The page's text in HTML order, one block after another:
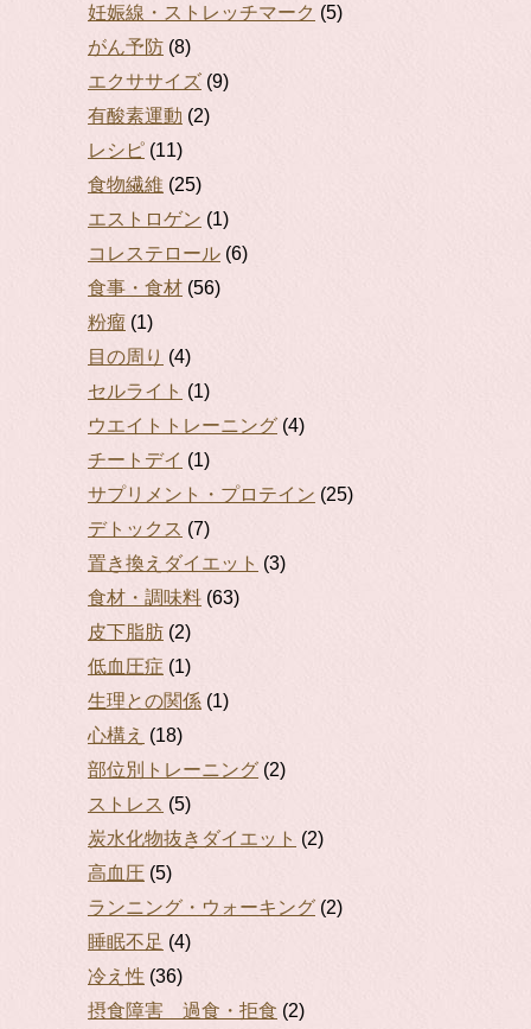
妊娠線・ストレッチマーク (5)
がん予防 (8)
エクササイズ (9)
有酸素運動 (2)
レシピ (11)
食物繊維 (25)
エストロゲン (1)
コレステロール (6)
食事・食材 (56)
粉瘤 (1)
目の周り (4)
セルライト (1)
ウエイトトレーニング (4)
チートデイ (1)
サプリメント・プロテイン (25)
デトックス (7)
置き換えダイエット (3)
食材・調味料 (63)
皮下脂肪 (2)
低血圧症 (1)
生理との関係 (1)
心構え (18)
部位別トレーニング (2)
ストレス (5)
炭水化物抜きダイエット (2)
高血圧 (5)
ランニング・ウォーキング (2)
睡眠不足 (4)
冷え性 (36)
摂食障害 過食・拒食 (2)